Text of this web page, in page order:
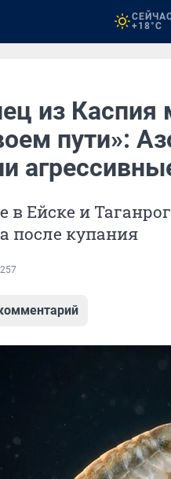
+18°C
из Каспия
пути»:
Ейске и
после купания
257